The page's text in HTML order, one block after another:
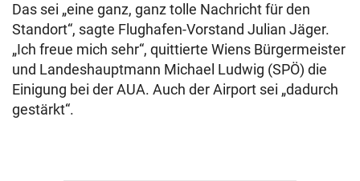
Das sei „eine ganz, ganz tolle Nachricht für den
Standort“, sagte Flughafen-Vorstand Julian Jäger.
„Ich freue mich sehr“, quittierte Wiens Bürgermeister
und Landeshauptmann Michael Ludwig (SPÖ) die
Einigung bei der AUA. Auch der Airport sei „dadurch
gestärkt“.